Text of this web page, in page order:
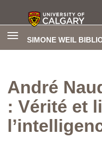
SIMONE WEIL
Toggle
André
: Vérité et